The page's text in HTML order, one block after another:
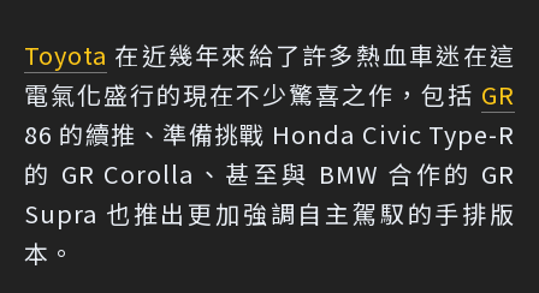
Toyota 在近幾年來給了許多熱血車迷在這
電氣化盛行的現在不少驚喜之作，包括 GR
86 的續推、準備挑戰 Honda Civic Type-R
的 GR Corolla、甚至與 BMW 合作的 GR
Supra 也推出更加強調自主駕馭的手排版
本。